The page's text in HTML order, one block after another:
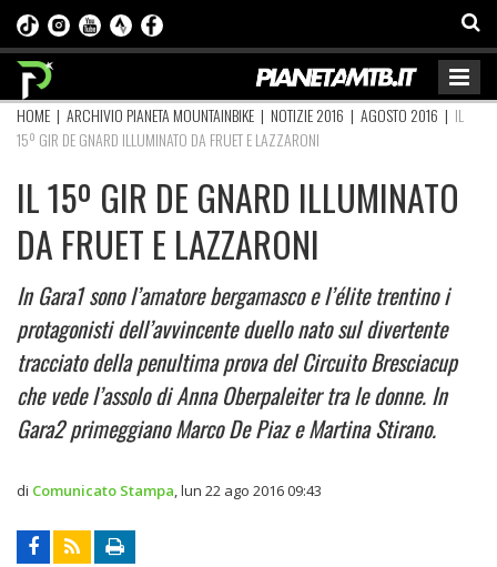
HOME | ARCHIVIO PIANETA MOUNTAINBIKE | NOTIZIE 2016 | AGOSTO 2016 | IL
15º GIR DE GNARD ILLUMINATO DA FRUET E LAZZARONI
IL 15º GIR DE GNARD ILLUMINATO
DA FRUET E LAZZARONI
In Gara1 sono l’amatore bergamasco e l’élite trentino i
protagonisti dell’avvincente duello nato sul divertente
tracciato della penultima prova del Circuito Bresciacup
che vede l’assolo di Anna Oberpaleiter tra le donne. In
Gara2 primeggiano Marco De Piaz e Martina Stirano.
di Comunicato Stampa lun 22 ago 2016 09:43